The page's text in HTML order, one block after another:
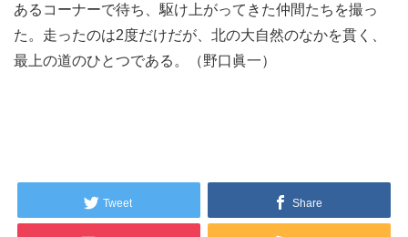
あるコーナーで待ち、駆け上がってきた仲間たちを撮っ
た。走ったのは2度だけだが、北の大自然のなかを貫く、
最上の道のひとつである。（野口眞一）
Tweet Share